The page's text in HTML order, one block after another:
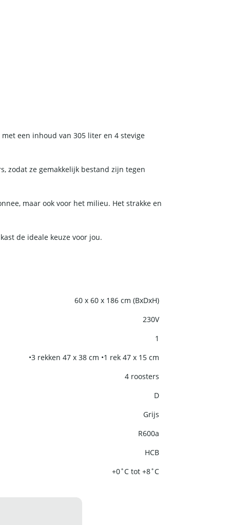
een inhoud van 305 liter en 4 stevige
zodat ze gemakkelijk bestand zijn tegen
maar ook voor het milieu. Het strakke en
de ideale keuze voor jou.
60 x 60 x 186 cm (BxDxH)
230V
1
•3 rekken 47 x 38 cm •1 rek 47 x 15 cm
4 roosters
D
Grijs
R600a
HCB
+0˚C tot +8˚C